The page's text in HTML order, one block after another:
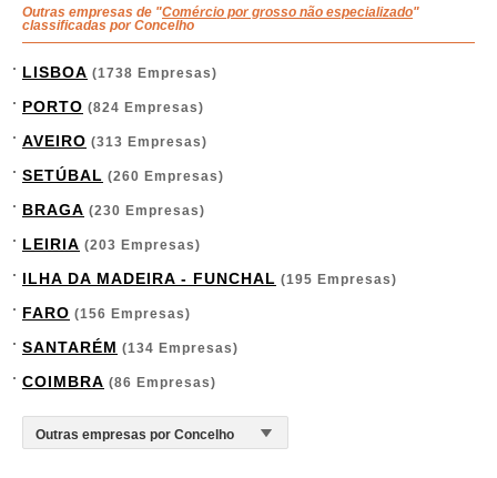
Outras empresas de "Comércio por grosso não especializado"
classificadas por Concelho
LISBOA (1738 Empresas)
PORTO (824 Empresas)
AVEIRO (313 Empresas)
SETÚBAL (260 Empresas)
BRAGA (230 Empresas)
LEIRIA (203 Empresas)
ILHA DA MADEIRA - FUNCHAL (195 Empresas)
FARO (156 Empresas)
SANTARÉM (134 Empresas)
COIMBRA (86 Empresas)